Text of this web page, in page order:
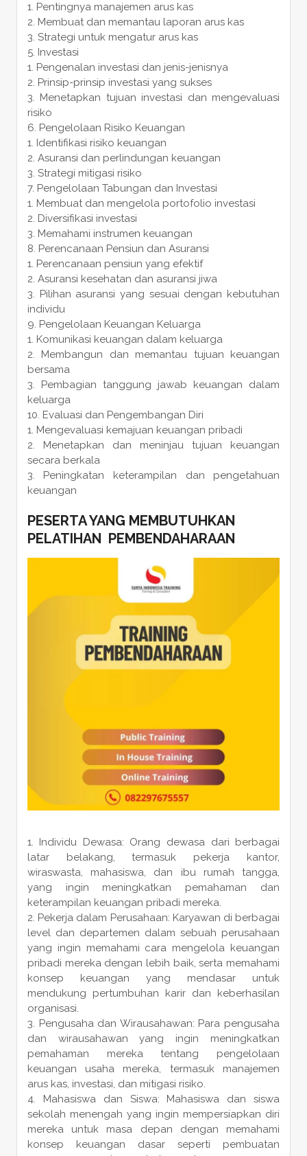
Pentingnya manajemen arus kas
Membuat dan memantau laporan arus kas
Strategi untuk mengatur arus kas
Investasi
Pengenalan investasi dan jenis-jenisnya
Prinsip-prinsip investasi yang sukses
Menetapkan tujuan investasi dan mengevaluasi
risiko
Pengelolaan Risiko Keuangan
Identifikasi risiko keuangan
Asuransi dan perlindungan keuangan
Strategi mitigasi risiko
Pengelolaan Tabungan dan Investasi
Membuat dan mengelola portofolio investasi
Diversifikasi investasi
Memahami instrumen keuangan
Perencanaan Pensiun dan Asuransi
Perencanaan pensiun yang efektif
Asuransi kesehatan dan asuransi jiwa
Pilihan asuransi yang sesuai dengan kebutuhan
individu
Pengelolaan Keuangan Keluarga
Komunikasi keuangan dalam keluarga
Membangun dan memantau tujuan keuangan
bersama
Pembagian tanggung jawab keuangan dalam
keluarga
Evaluasi dan Pengembangan Diri
Mengevaluasi kemajuan keuangan pribadi
Menetapkan dan meninjau tujuan keuangan
secara berkala
Peningkatan keterampilan dan pengetahuan
keuangan
PESERTA YANG MEMBUTUHKAN
PELATIHAN PEMBENDAHARAAN
Individu Dewasa: Orang dewasa dari berbagai
latar belakang, termasuk pekerja kantor,
wiraswasta, mahasiswa, dan ibu rumah tangga,
yang ingin meningkatkan pemahaman dan
keterampilan keuangan pribadi mereka.
Pekerja dalam Perusahaan: Karyawan di berbagai
level dan departemen dalam sebuah perusahaan
yang ingin memahami cara mengelola keuangan
pribadi mereka dengan lebih baik, serta memahami
konsep keuangan yang mendasar untuk
mendukung pertumbuhan karir dan keberhasilan
organisasi.
Pengusaha dan Wirausahawan: Para pengusaha
dan wirausahawan yang ingin meningkatkan
pemahaman mereka tentang pengelolaan
keuangan usaha mereka, termasuk manajemen
arus kas, investasi, dan mitigasi risiko.
Mahasiswa dan Siswa: Mahasiswa dan siswa
sekolah menengah yang ingin mempersiapkan diri
mereka untuk masa depan dengan memahami
konsep keuangan dasar seperti pembuatan